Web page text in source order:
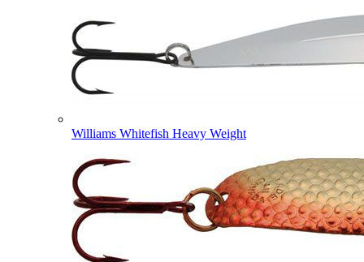
Williams Whitefish Heavy Weight